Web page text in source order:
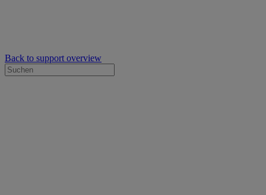
Back to support overview